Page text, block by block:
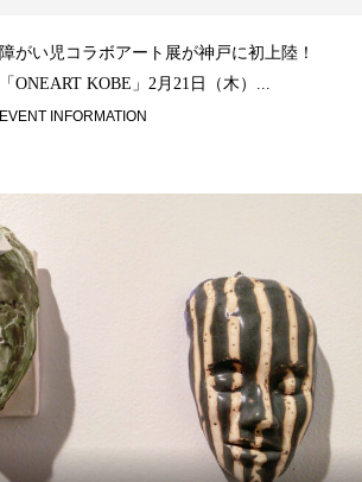
障がい児コラボアート展が神戸に初上陸！
「ONEART KOBE」2月21日（木）...
EVENT INFORMATION